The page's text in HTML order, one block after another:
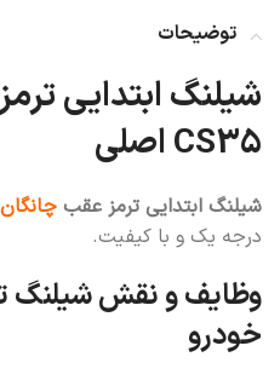
توضیحات
شیلنگ ابتدایی
CS35 اصلی
شیلنگ ابتدایی ترمز عقب چانگان
درجه یک و با کیفیت.
وظایف و نقش شیلنگ
خودرو